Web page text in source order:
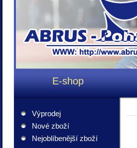
E-shop
Výprodej
Nové zboží
Nejoblíbenější zboží